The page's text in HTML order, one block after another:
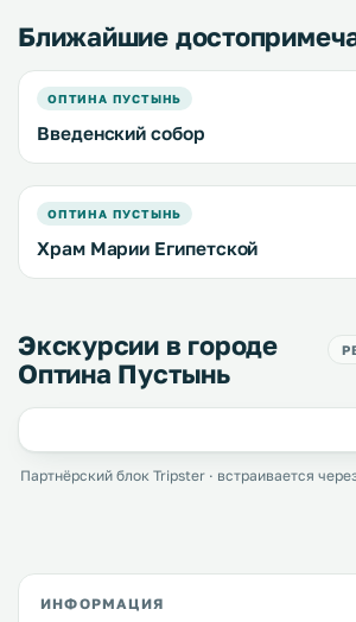
Ближайшие
ОПТИНА ПУСТЫНЬ
Введенский собор
ОПТИНА ПУСТЫНЬ
Храм Марии Египетской
Экскурсии в городе
Оптина Пустынь
Партнёрский блок Tripster · встраивается
ИНФОРМАЦИЯ